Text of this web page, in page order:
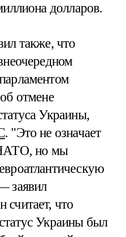
долларов.
также, что
отмене
Украины,
. "Это не означает
но мы
заявил
что
Украины был